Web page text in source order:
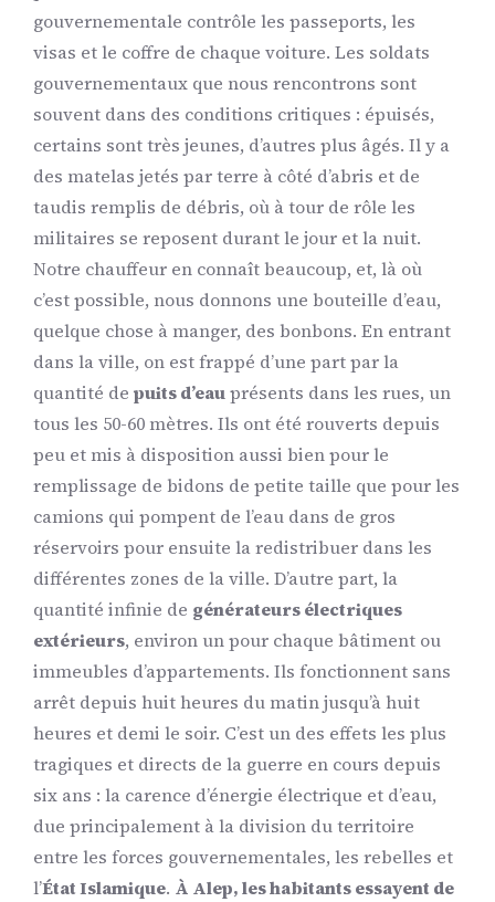
gouvernementale contrôle les passeports, les
visas et le coffre de chaque voiture. Les soldats
gouvernementaux que nous rencontrons sont
souvent dans des conditions critiques : épuisés,
certains sont très jeunes, d’autres plus âgés. Il y a
des matelas jetés par terre à côté d’abris et de
taudis remplis de débris, où à tour de rôle les
militaires se reposent durant le jour et la nuit.
Notre chauffeur en connaît beaucoup, et, là où
c’est possible, nous donnons une bouteille d’eau,
quelque chose à manger, des bonbons. En entrant
dans la ville, on est frappé d’une part par la
quantité de puits d’eauprésents dans les rues, un
tous les 50-60 mètres. Ils ont été rouverts depuis
peu et mis à disposition aussi bien pour le
remplissage de bidons de petite taille que pour les
camions qui pompent de l’eau dans de gros
réservoirs pour ensuite la redistribuer dans les
différentes zones de la ville. D’autre part, la
quantité infinie de générateurs électriques
extérieurs, environ un pour chaque bâtiment ou
immeubles d’appartements. Ils fonctionnent sans
arrêt depuis huit heures du matin jusqu’à huit
heures et demi le soir. C’est un des effets les plus
tragiques et directs de la guerre en cours depuis
six ans : la carence d’énergie électrique et d’eau,
due principalement à la division du territoire
entre les forces gouvernementales, les rebelles et
l’État Islamique. À Alep, les habitants essayent de